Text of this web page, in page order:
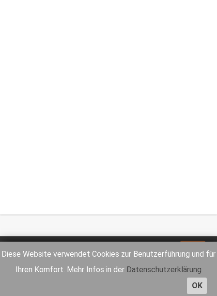
Diese Website verwendet Cookies zur Benutzerführung und für
Ihren Komfort. Mehr Infos in der Datenschutzerklärung
OK